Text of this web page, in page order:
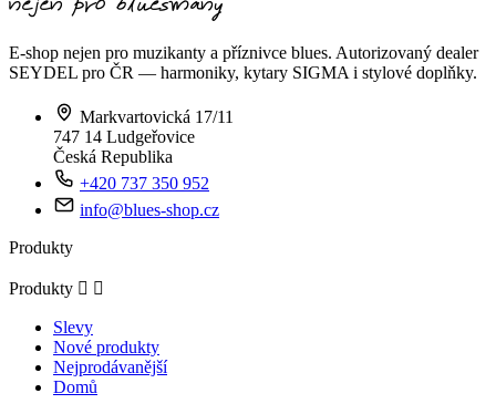
E-shop nejen pro muzikanty a příznivce blues. Autorizovaný dealer
SEYDEL pro ČR — harmoniky, kytary SIGMA i stylové doplňky.
Markvartovická 17/11
747 14 Ludgeřovice
Česká Republika
+420 737 350 952
info@blues-shop.cz
Produkty
Produkty  
Slevy
Nové produkty
Nejprodávanější
Domů